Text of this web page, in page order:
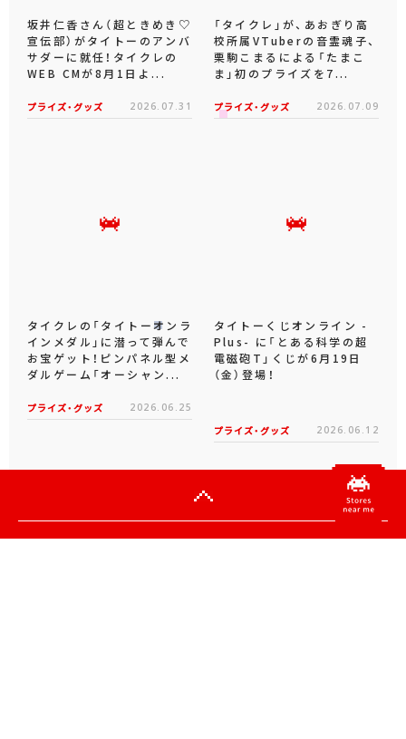
坂井仁香さん（超ときめき♡
宣伝部）がタイトーのアンバ
サダーに就任！タイクレの
WEB CMが8月1日よ...
プライズ・グッズ 2026.07.31
「タイクレ」が、あおぎり高
校所属VTuberの音霊魂子、
栗駒こまるによる「たまこ
ま」初のプライズを7...
プライズ・グッズ 2026.07.09
タイクレの「タイトーオンラ
インメダル」に潜って弾んで
お宝ゲット！ピンパネル型メ
ダルゲーム「オーシャン...
プライズ・グッズ 2026.06.25
タイトーくじオンライン -
Plus- に「とある科学の超
電磁砲T」くじが6月19日
（金）登場！
プライズ・グッズ 2026.06.12